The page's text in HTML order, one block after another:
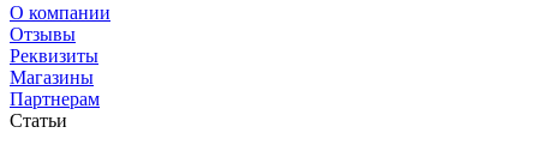
О компании
Отзывы
Реквизиты
Магазины
Партнерам
Статьи